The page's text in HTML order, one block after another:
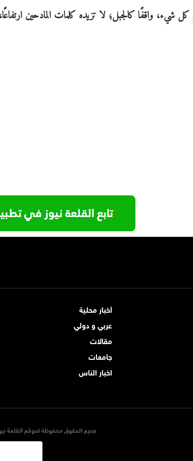
شيء، واقفًا كالجبل؛ لا تزيده كلمات المادحين
أخبار محلية
عربي و دولي
مقالات
جامعات
اخبار الناس
جميع الحقوق محفوظة لموقع القلعة نيوز